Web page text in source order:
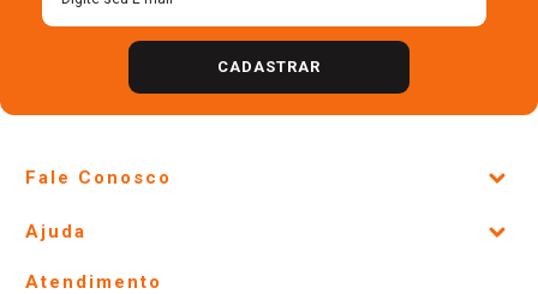
CADASTRAR
Fale Conosco
Lojas Físicas e Horários
Ofertas
Ajuda
Atendimento